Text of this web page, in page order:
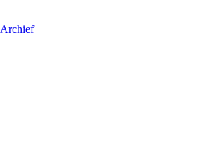
Archief